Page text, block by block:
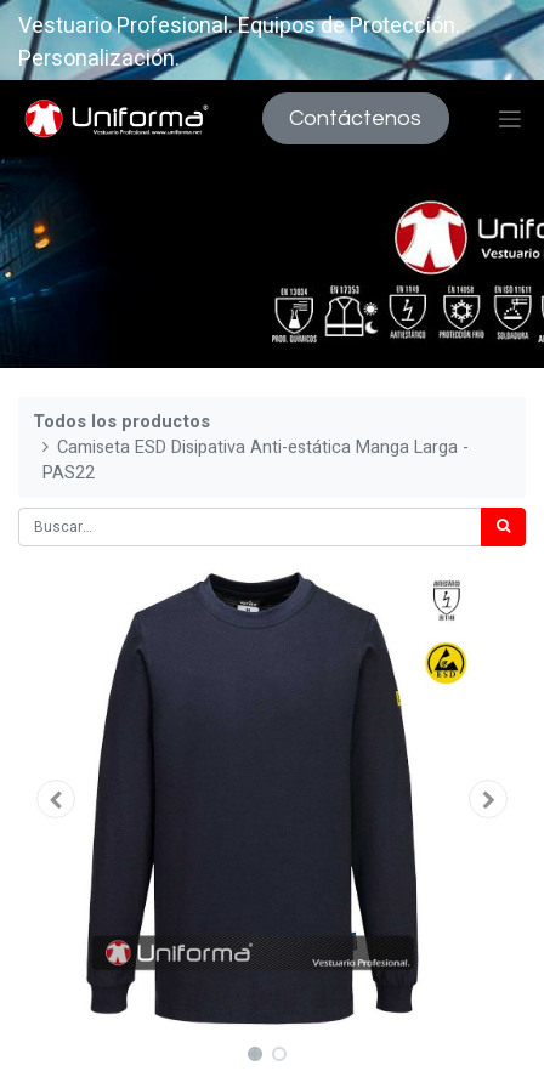
Vestuario Profesional. Equipos de Protección.
Personalización.
Contáctenos
Todos los productos
Camiseta ESD Disipativa Anti-estática Manga Larga -
PAS22